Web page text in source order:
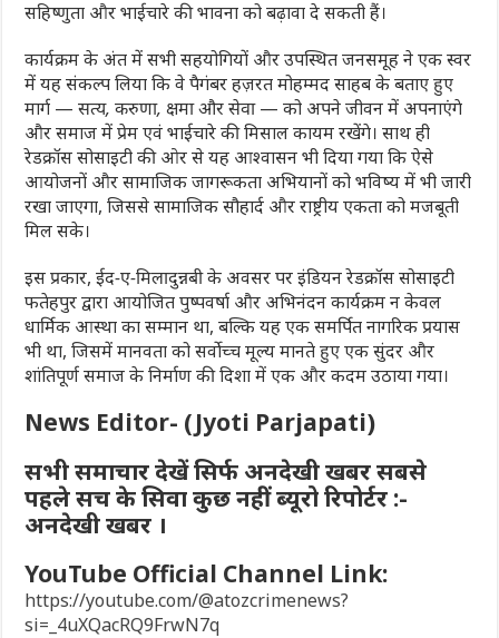
सहिष्णुता और भाईचारे की भावना को बढ़ावा दे सकती हैं।
कार्यक्रम के अंत में सभी सहयोगियों और उपस्थित जनसमूह ने एक स्वर
में यह संकल्प लिया कि वे पैगंबर हज़रत मोहम्मद साहब के बताए हुए
मार्ग —सत्य, करुणा, क्षमा और सेवा— को अपने जीवन में अपनाएंगे
और समाज में प्रेम एवं भाईचारे की मिसाल कायम रखेंगे। साथ ही
रेडक्रॉस सोसाइटी की ओर से यह आश्वासन भी दिया गया कि ऐसे
आयोजनों और सामाजिक जागरूकता अभियानों को भविष्य में भी जारी
रखा जाएगा, जिससे सामाजिक सौहार्द और राष्ट्रीय एकता को मजबूती
मिल सके।
इस प्रकार,ईद-ए-मिलादुन्नबीके अवसर पर इंडियन रेडक्रॉस सोसाइटी
फतेहपुर द्वारा आयोजित पुष्पवर्षा और अभिनंदन कार्यक्रम न केवल
धार्मिक आस्था का सम्मान था, बल्कि यह एक समर्पित नागरिक प्रयास
भी था, जिसमें मानवता को सर्वोच्च मूल्य मानते हुए एक सुंदर और
शांतिपूर्ण समाज के निर्माण की दिशा में एक और कदम उठाया गया।
News Editor- (Jyoti Parjapati)
सभी समाचार देखें सिर्फ अनदेखी खबर सबसे
पहले सच के सिवा कुछ नहीं ब्यूरो रिपोर्टर :-
अनदेखी खबर ।
YouTube Official Channel Link:
https://youtube.com/@atozcrimenews?
si=_4uXQacRQ9FrwN7q